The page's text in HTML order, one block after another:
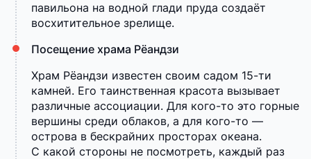
павильона на водной глади пруда создаёт
восхитительное зрелище.
Посещение храма Рёандзи
Храм Рёандзи известен своим садом 15-ти
камней. Его таинственная красота вызывает
различные ассоциации. Для кого-то это горные
вершины среди облаков, а для кого-то —
острова в бескрайних просторах океана.
С какой стороны не посмотреть, каждый раз